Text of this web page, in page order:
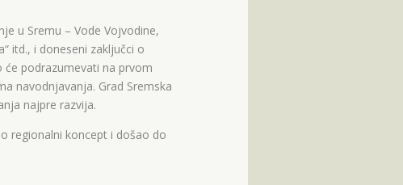
u Sremu – Vode Vojvodine,
itd., i doneseni zaključci o
podrazumevati na prvom
navodnjavanja. Grad Sremska
najpre razvija.
regionalni koncept i došao do